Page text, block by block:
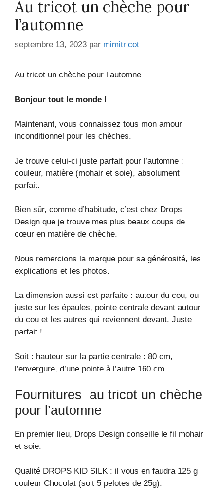
Au tricot un chèche pour
l’automne
septembre 13, 2023 par mimitricot
Au tricot un chèche pour l’automne
Bonjour tout le monde !
Maintenant, vous connaissez tous mon amour
inconditionnel pour les chèches.
Je trouve celui-ci juste parfait pour l’automne :
couleur, matière (mohair et soie), absolument
parfait.
Bien sûr, comme d’habitude, c’est chez Drops
Design que je trouve mes plus beaux coups de
cœur en matière de chèche.
Nous remercions la marque pour sa générosité, les
explications et les photos.
La dimension aussi est parfaite : autour du cou, ou
juste sur les épaules, pointe centrale devant autour
du cou et les autres qui reviennent devant. Juste
parfait !
Soit : hauteur sur la partie centrale : 80 cm,
l’envergure, d’une pointe à l’autre 160 cm.
Fournitures au tricot un chèche
pour l’automne
En premier lieu, Drops Design conseille le fil mohair
et soie.
Qualité DROPS KID SILK : il vous en faudra 125 g
couleur Chocolat (soit 5 pelotes de 25g).